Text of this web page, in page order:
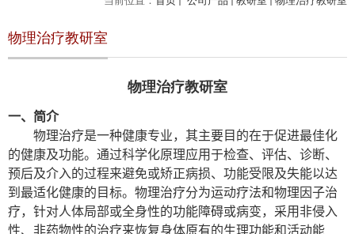
物理治疗教研室
物理治疗教研室
一、简介
物理治疗是一种健康专业，其主要目的在于促进最佳化
的健康及功能。通过科学化原理应用于检查、评估、诊断、
预后及介入的过程来避免或矫正病损、功能受限及失能以达
到最适化健康的目标。物理治疗分为运动疗法和物理因子治
疗，针对人体局部或全身性的功能障碍或病变，采用非侵入
性、非药物性的治疗来恢复身体原有的生理功能和活动能